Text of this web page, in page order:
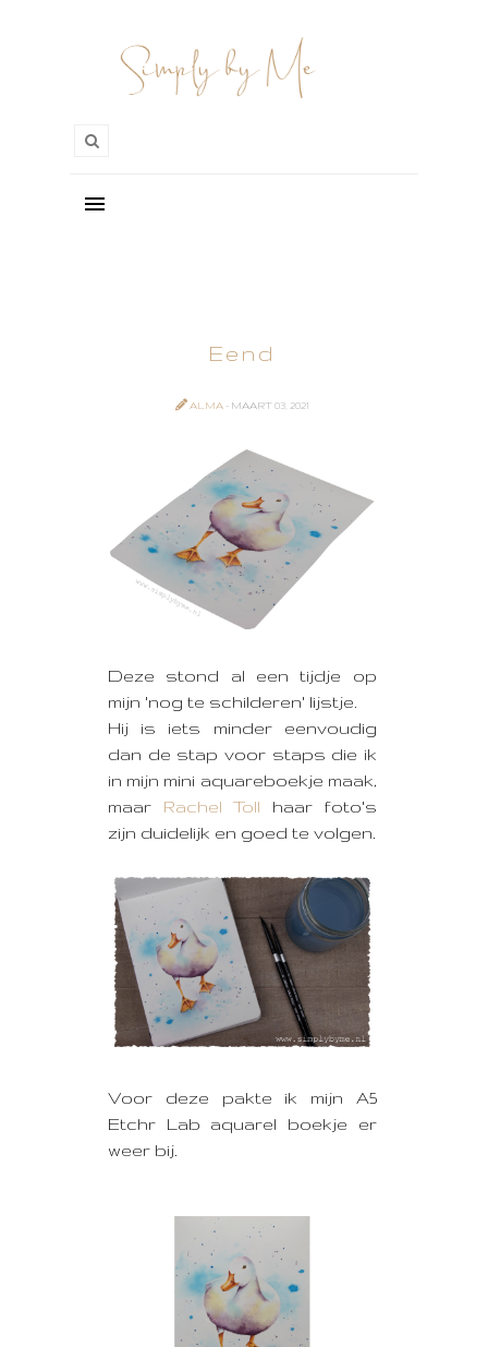
Eend
ALMA - MAART 03, 2021
Deze stond al een tijdje op
mijn 'nog te schilderen' lijstje.
Hij is iets minder eenvoudig
dan de stap voor staps die ik
in mijn mini aquareboekje maak,
maar Rachel Toll haar foto's
zijn duidelijk en goed te volgen.
Voor deze pakte ik mijn A5
Etchr Lab aquarel boekje er
weer bij.